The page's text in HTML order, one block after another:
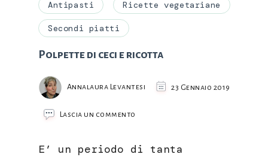
Antipasti Ricette vegetariane
Secondi piatti
Polpette di ceci e ricotta
Annalaura Levantesi 23 Gennaio 2019
Lascia un commento
ceci
E’ un periodo di tanta